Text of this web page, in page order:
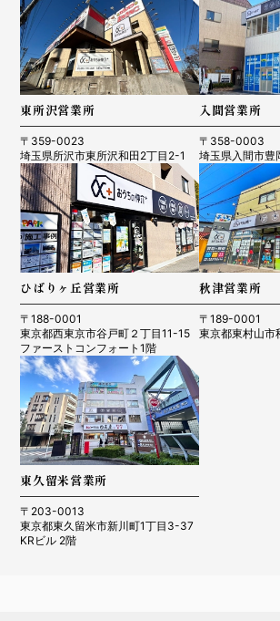
東所沢営業所
〒359-0023
埼玉県所沢市東所沢和田2丁目2-1
入間営業所
〒358-0003
埼玉県入間市
ひばりヶ丘営業所
〒188-0001
東京都西東京市谷戸町２丁目11-15
ファーストコンフォート1階
秋津営業所
〒189-0001
東京都東村山
東久留米営業所
〒203-0013
東京都東久留米市新川町1丁目3-37
KRビル 2階